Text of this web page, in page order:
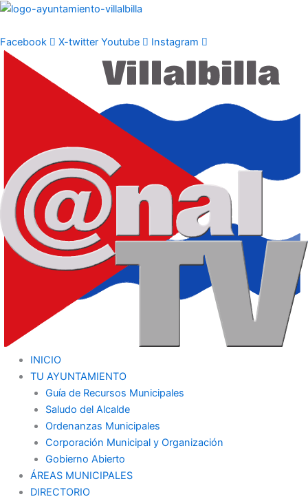
Ir
contenido
Facebook X-twitter Youtube Instagram
INICIO
TU AYUNTAMIENTO
Guía de Recursos Municipales
Saludo del Alcalde
Ordenanzas Municipales
Corporación Municipal y Organización
Gobierno Abierto
ÁREAS MUNICIPALES
DIRECTORIO